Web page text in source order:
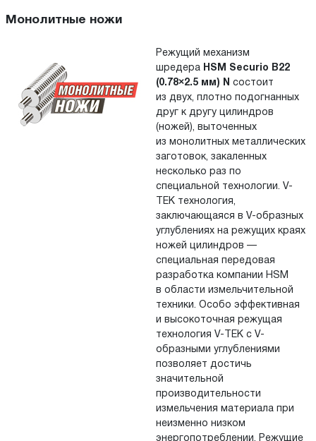
Монолитные ножи
Режущий механизм
шредера HSM Securio B22
(0.78×2.5 мм) N состоит
из двух, плотно подогнанных
друг к другу цилиндров
(ножей), выточенных
из монолитных металлических
заготовок, закаленных
несколько раз по
специальной технологии. V-
TEK технология,
заключающаяся в V-образных
углублениях на режущих краях
ножей цилиндров —
специальная передовая
разработка компании HSM
в области измельчительной
техники. Особо эффективная
и высокоточная режущая
технология V-TEK с V-
образными углублениями
позволяет достичь
значительной
производительности
измельчения материала при
неизменно низком
энергопотреблении. Режущие